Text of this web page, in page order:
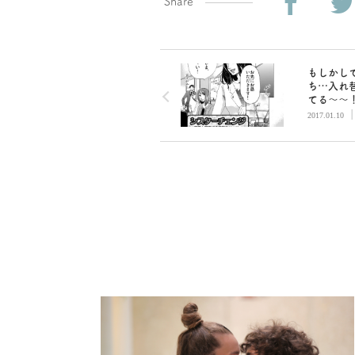
もしかし
ち…入れ
てる～～
／【漫画
（1）
2017.01.10